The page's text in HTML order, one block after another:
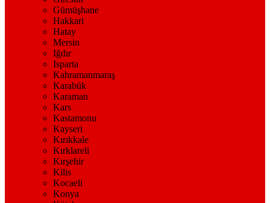
Gümüşhane
Hakkari
Hatay
Mersin
Iğdır
Isparta
Kahramanmaraş
Karabük
Karaman
Kars
Kastamonu
Kayseri
Kırıkkale
Kırklareli
Kırşehir
Kilis
Kocaeli
Konya